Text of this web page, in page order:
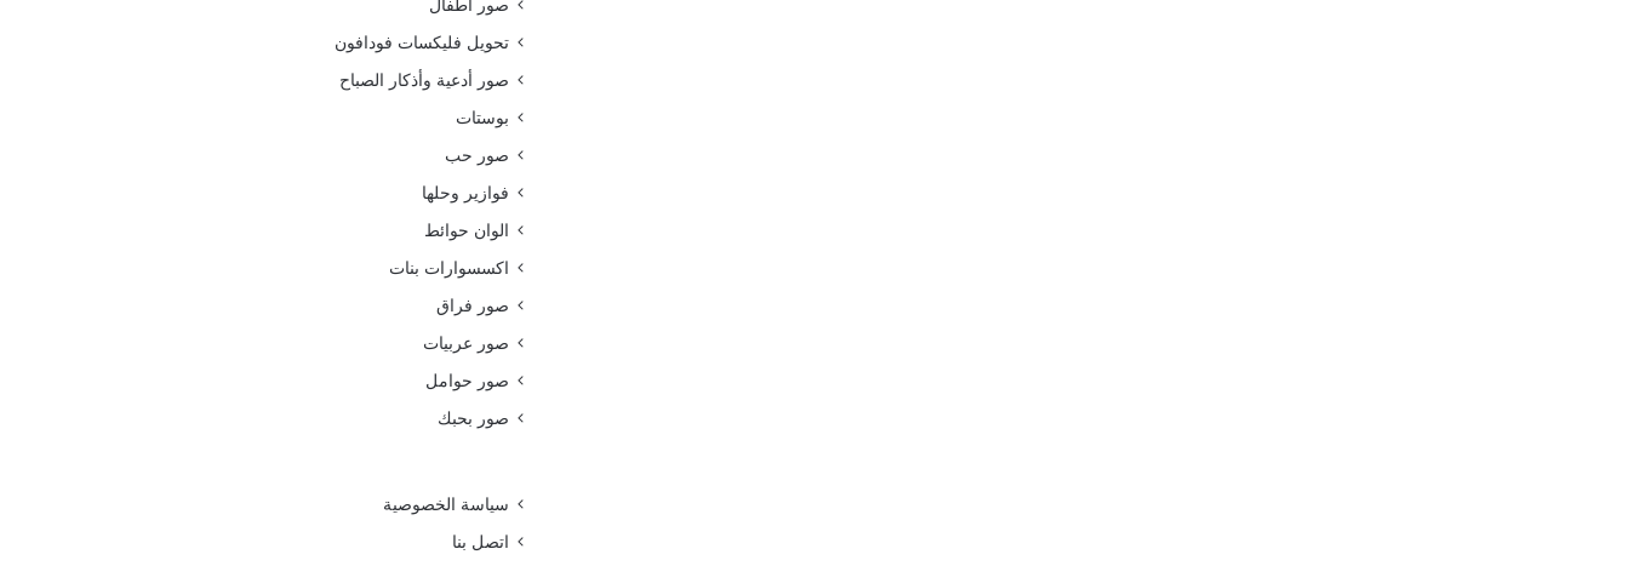
صور اطفال
تحويل فليكسات فودافون
صور أدعية وأذكار الصباح
بوستات
صور حب
فوازير وحلها
الوان حوائط
اكسسوارات بنات
صور فراق
صور عربيات
صور حوامل
صور بحبك
سياسة الخصوصية
اتصل بنا